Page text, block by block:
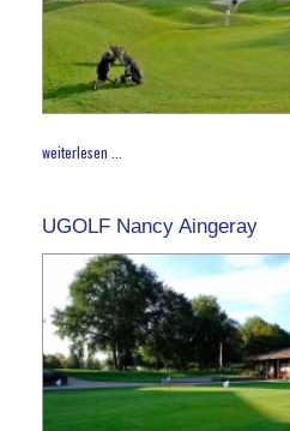
weiterlesen ...
UGOLF Nancy Aingeray